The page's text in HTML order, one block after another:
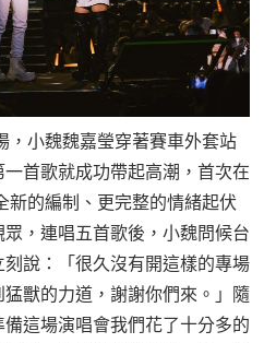
，小魏魏嘉瑩穿著賽車外套站
首歌就成功帶起高潮，首次在
新的編制、更完整的情緒起伏
，連唱五首歌後，小魏問候台
說：「很久沒有開這樣的專場
獸的力道，謝謝你們來。」隨
這場演唱會我們花了十分多的